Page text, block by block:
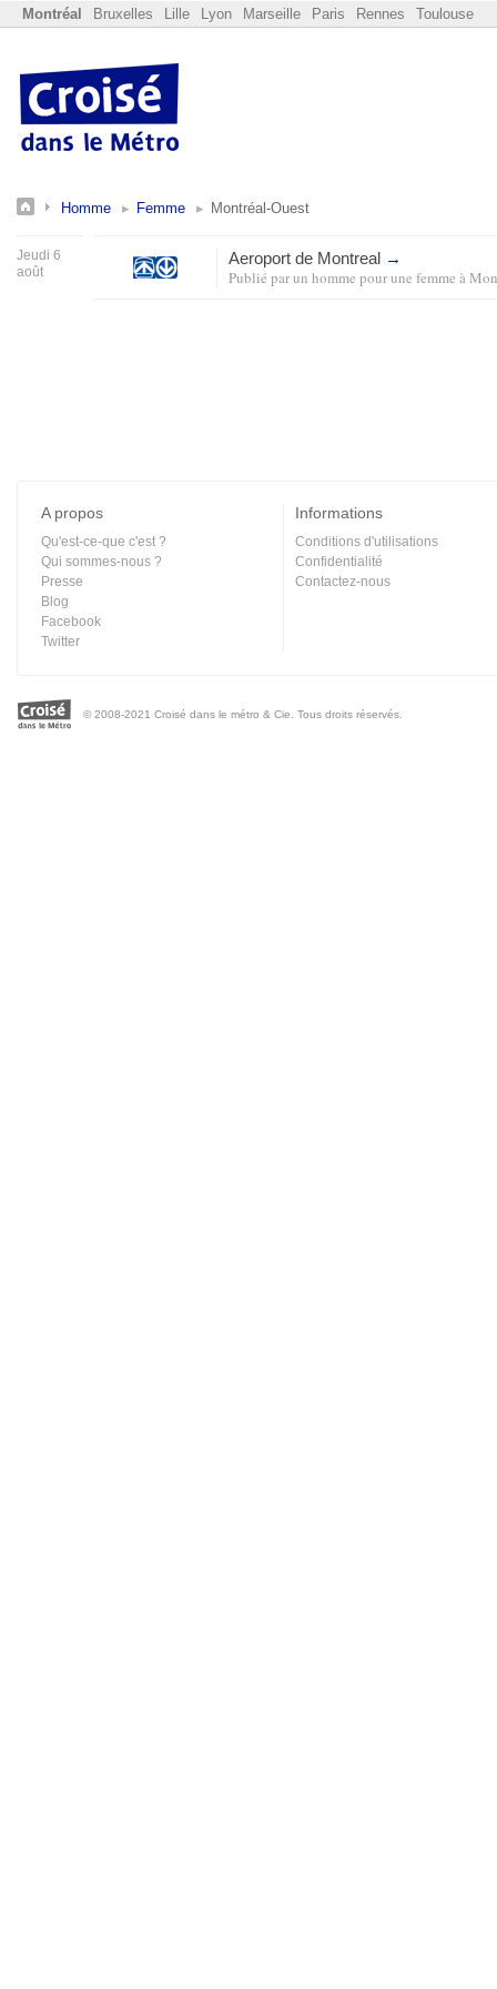
Montréal Bruxelles Lille Lyon Marseille Paris Rennes Toulouse
Homme Femme Montréal-Ouest
Jeudi 6
août
Aeroport de Montreal →
Publié parun homme pour une femme à
A propos
Qu'est-ce-que c'est ?
Qui sommes-nous ?
Presse
Blog
Facebook
Twitter
Informations
Conditions d'utilisations
Confidentialité
Contactez-nous
© 2008-2021 Croisé dans le métro & Cie. Tous droits réservés.